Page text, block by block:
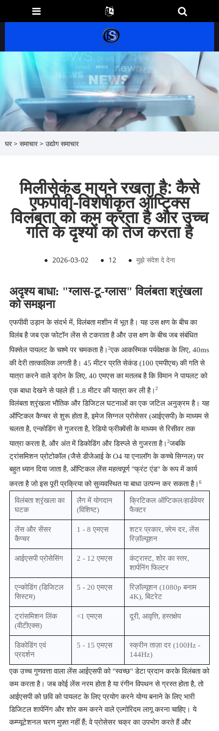
घर > समाचार> उद्योग समाचार
मिलीसेकंड मायने रखता है: कैसे
एफपीवी-विशेषीकृत ऑप्टिक्स
विलंबता को कम करता है और उच्च
गति के दृश्यों को तेज करता है
● 2026-03-02 ● 12 ● मुझे संदेश दे देना
अदृश्य बाधा: "ग्लास-टू-ग्लास" विलंबता श्रृंखला
को समझना
एफपीवी उड़ान के संदर्भ में, विलंबता मशीन में भूत है। यह उस क्षण के बीच का
विलंब है जब एक फोटॉन लेंस से टकराता है और उस क्षण के बीच जब संबंधित
पिक्सेल पायलट के चश्मे पर चमकता है। 2एक आकस्मिक पर्यवेक्षक के लिए, 40ms
की देरी तात्कालिक लगती है। 45 मीटर प्रति सेकंड (100 एमपीएच) की गति से
यात्रा करने वाले ड्रोन के लिए, 40 एमएस का मतलब है कि विमान ने पायलट को
एक बाधा देखने से पहले ही 1.8 मीटर की यात्रा कर ली है। 2
विलंबता श्रृंखला भौतिक और डिजिटल घटनाओं का एक जटिल अनुक्रम है। यह
ऑप्टिकल कैप्चर से शुरू होता है, इमेज सिग्नल प्रोसेसर (आईएसपी) के माध्यम से
चलता है, एन्कोडिंग से गुजरता है, रेडियो फ्रीक्वेंसी के माध्यम से रिसीवर तक
यात्रा करता है, और अंत में डिकोडिंग और डिस्प्ले से गुजरता है। 2जबकि
ट्रांसमिशन प्रोटोकॉल (जैसे डीजेआई के O4 या एनालॉग के कच्चे सिग्नल) पर
बहुत ध्यान दिया जाता है, ऑप्टिकल लेंस महत्वपूर्ण "फ्रंट एंड" के रूप में कार्य
करता है जो इस पूरी प्रक्रिया को सुव्यवस्थित या बाधा उत्पन्न कर सकता है। 6
विलंबता श्रृंखला का
घटक
लैग में योगदान
(विशिष्ट)
क्रिटिकल ऑप्टिकल/हार्डवेयर
फैक्टर
लेंस और सेंसर
कैप्चर
1 - 8 एमएस
शटर प्रकार, फ़्रेम दर, लेंस
रिज़ॉल्यूशन
आईएसपी प्रोसेसिंग 2 - 12 एमएस
कंट्रास्ट, शोर का स्तर,
शार्पनिंग फिल्टर
एन्कोडिंग (डिजिटल
सिस्टम)
5 - 20 एमएस
रिज़ॉल्यूशन (1080p बनाम
4K), बिटरेट
ट्रांसमिशन लिंक
(वीटीएक्स)
<1 एमएस दूरी, आवृत्ति, हस्तक्षेप
डिकोडिंग एवं
प्रदर्शन
5 - 15 एमएस
स्क्रीन ताज़ा दर (100Hz -
144Hz)
एक उच्च गुणवत्ता वाला लेंस आईएसपी को "स्वच्छ" डेटा प्रदान करके विलंबता को
कम करता है। जब कोई लेंस नरम होता है या रंगीन विपथन से ग्रस्त होता है, तो
आईएसपी को छवि को पायलट के लिए प्रयोग करने योग्य बनाने के लिए भारी
डिजिटल शार्पनिंग और शोर कम करने वाले एल्गोरिदम लागू करना चाहिए। ये
कम्प्यूटेशनल चरण मुफ़्त नहीं हैं; वे प्रोसेसर चक्र का उपभोग करते हैं और